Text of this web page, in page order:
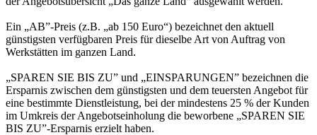
Ein „AB”-Preis (z.B. „ab 150 Euro“) bezeichnet den aktuell
günstigsten verfügbaren Preis für dieselbe Art von Auftrag von
Werkstätten im ganzen Land.
„SPAREN SIE BIS ZU” und „EINSPARUNGEN” bezeichnen die
Ersparnis zwischen dem günstigsten und dem teuersten Angebot für
eine bestimmte Dienstleistung, bei der mindestens 25 % der Kunden
im Umkreis der Angebotseinholung die beworbene „SPAREN SIE
BIS ZU”-Ersparnis erzielt haben.